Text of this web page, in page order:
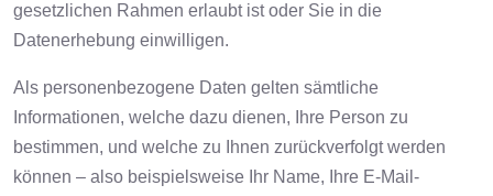
gesetzlichen Rahmen erlaubt ist oder Sie in die
Datenerhebung einwilligen.
Als personenbezogene Daten gelten sämtliche
Informationen, welche dazu dienen, Ihre Person zu
bestimmen, und welche zu Ihnen zurückverfolgt werden
können – also beispielsweise Ihr Name, Ihre E-Mail-